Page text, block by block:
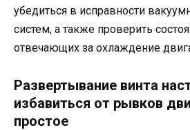
убедиться в исправности
систем, а также проверить
отвечающих за охлаждение
Развертывание винта
избавиться от рывков
простое